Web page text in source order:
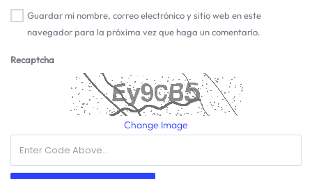
Guardar mi nombre, correo electrónico y sitio web en este
navegador para la próxima vez que haga un comentario.
Recaptcha
Change Image